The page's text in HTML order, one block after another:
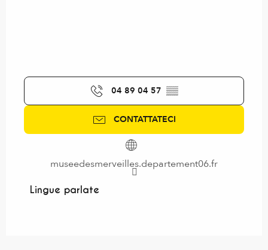
04 89 04 57 ▒▒
CONTATTATECI
museedesmerveilles.departement06.fr
Lingue parlate
Lingue parlate